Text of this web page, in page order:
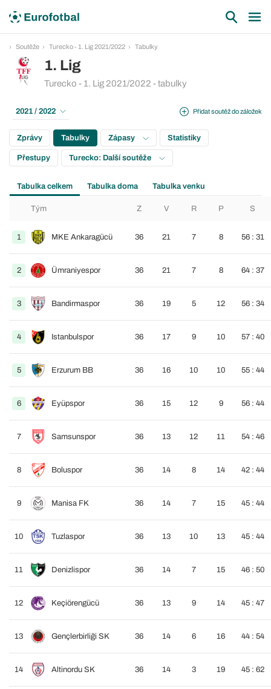
Soutěže Turecko - 1. Lig 2021/2022 Tabulky
1. Lig
Turecko - 1. Lig 2021/2022 - tabulky
Přidat soutěž do záložek
2021 / 2022
Zprávy Tabulky Zápasy Statistiky
Přestupy Turecko: Další soutěže
Tabulka celkem Tabulka doma Tabulka venku
Tým Z V R P S
1 MKE Ankaragücü 36 21 7 8 56 : 31
2 Ümraniyespor 36 21 7 8 64 : 37
3 Bandirmaspor 36 19 5 12 56 : 34
4 Istanbulspor 36 17 9 10 57 : 40
5 Erzurum BB 36 16 10 10 55 : 44
6 Eyüpspor 36 15 12 9 56 : 44
7 Samsunspor 36 13 12 11 54 : 46
8 Boluspor 36 14 8 14 42 : 44
9 Manisa FK 36 14 7 15 45 : 44
10 Tuzlaspor 36 13 10 13 45 : 44
11 Denizlispor 36 14 7 15 46 : 50
12 Keçiörengücü 36 13 9 14 45 : 47
13 Gençlerbirliği SK 36 14 6 16 44 : 54
14 Altinordu SK 36 14 3 19 45 : 62